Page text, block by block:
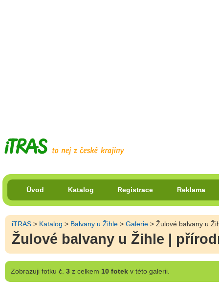
Úvod Katalog Registrace Reklama
iTRAS > Katalog > Balvany u Žihle >Galerie > Žulové balvany u
Žulové balvany u Žihle |
Zobrazujifotku č. 3z celkem 10 fotekv této galerii.